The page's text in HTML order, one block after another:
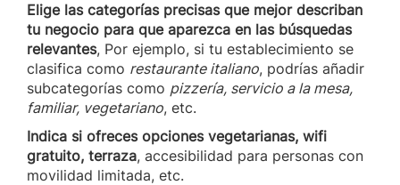
Elige las categorías precisas que mejor describan
tu negocio para que aparezca en las búsquedas
relevantes, Por ejemplo, si tu establecimiento se
clasifica como restaurante italiano, podrías añadir
subcategorías como pizzería, servicio a la mesa,
familiar, vegetariano, etc.
Indica si ofreces opciones vegetarianas, wifi
gratuito, terraza, accesibilidad para personas con
movilidad limitada, etc.